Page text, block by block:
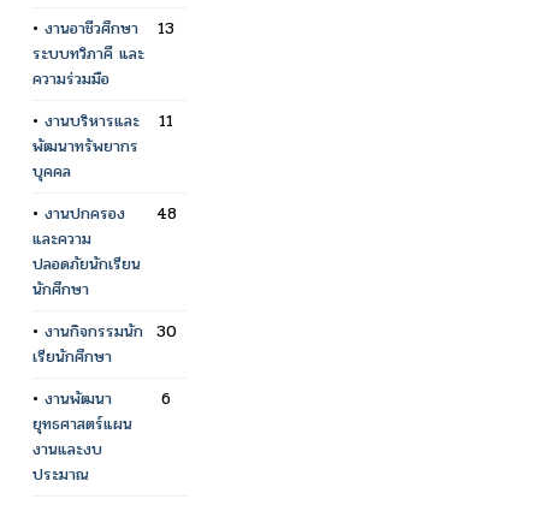
• งานอาชีวศึกษา
ระบบทวิภาคี และ
ความร่วมมือ
13
• งานบริหารและ
พัฒนาทรัพยากร
บุคคล
11
• งานปกครอง
และความ
ปลอดภัยนักเรียน
นักศึกษา
48
• งานกิจกรรมนัก
เรียนักศึกษา
30
• งานพัฒนา
ยุทธศาสตร์แผน
งานและงบ
ประมาณ
6